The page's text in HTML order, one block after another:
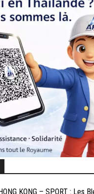
HONG KONG – SPORT : Les